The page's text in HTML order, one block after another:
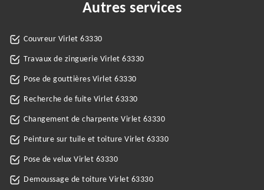
Autres services
Couvreur Virlet 63330
Travaux de zinguerie Virlet 63330
Pose de gouttières Virlet 63330
Recherche de fuite Virlet 63330
Changement de charpente Virlet 63330
Peinture sur tuile et toiture Virlet 63330
Pose de velux Virlet 63330
Demoussage de toiture Virlet 63330